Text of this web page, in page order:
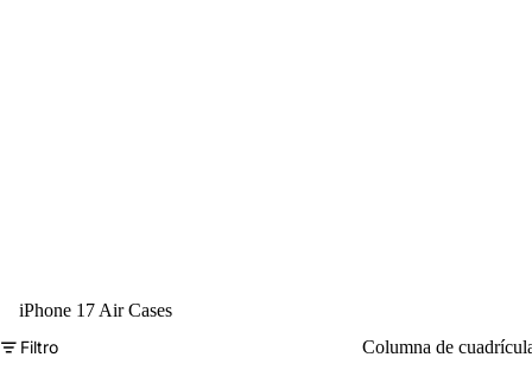
iPhone 17 Air Cases
Filtro
Columna de